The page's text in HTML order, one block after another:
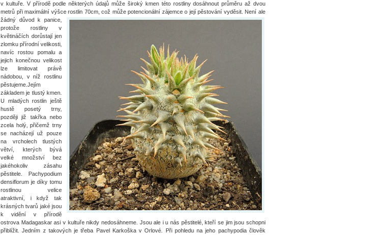
v kultuře. V přírodě podle některých údajů může široký kmen této rostliny dosáhnout průměru až dvou
metrů při maximální výšce rostlin 70cm, což může potencionální zájemce o její pěstování vyděsit. Není ale
žádný důvod k panice,
protože rostliny v
květináčích dorůstají jen
zlomku přírodní velikosti,
navíc rostou pomalu a
jejich konečnou velikost
lze limitovat právě
nádobou, v níž rostlinu
pěstujeme.Jejím
základem je tlustý kmen.
U mladých rostlin ještě
hustě posetý trny,
později již takřka nebo
zcela holý, přičemž trny
se nacházejí už pouze
na vrcholech tlustých
větví, kterých bývá
velké množství bez
jakéhokoliv zásahu
pěstitele. Pachypodium
densiflorum je díky tomu
rostlinou velice
atraktivní, i když tak
krásných tvarů jaké jsou
k vidění v přírodě
ostrova Madagaskar asi v kultuře nikdy nedosáhneme. Jsou ale i u nás pěstitelé, kteří se jim jsou schopni
přiblížit. Jedním z takových je třeba Pavel Karkoška v Orlové.
Při pohledu na jeho pachypodia člověk